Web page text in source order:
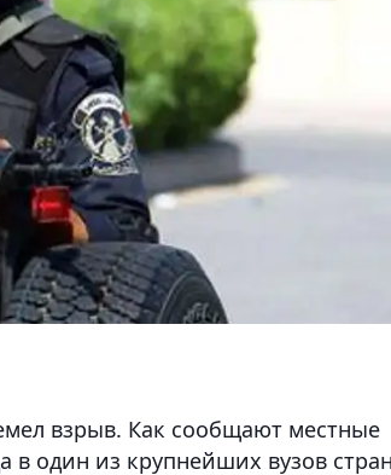
взрыв. Как сообщают местные
в один из крупнейших вузов